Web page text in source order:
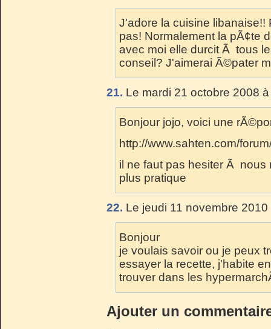
J'adore la cuisine libanaise!!
pas! Normalement la pÃ¢te
avec moi elle durcit Ã tous
conseil? J'aimerai Ã©pater
21. Le mardi 21 octobre 2008
Bonjour jojo, voici une
http://www.sahten.com/
il ne faut pas hesiter Ã nous
plus pratique
22. Le jeudi 11 novembre
Bonjour
je voulais savoir ou je peux
essayer la recette, j'habite
trouver dans les
Ajouter un